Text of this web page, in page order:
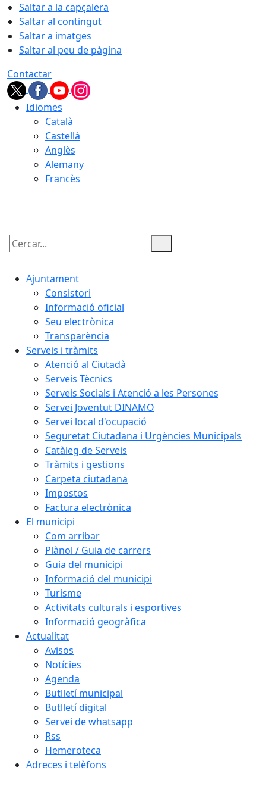
Saltar a la capçalera
Saltar al contingut
Saltar a imatges
Saltar al peu de pàgina
Contactar
Idiomes
Català
Castellà
Anglès
Alemany
Francès
Cercar:
Ajuntament
Consistori
Informació oficial
Seu electrònica
Transparència
Serveis i tràmits
Atenció al Ciutadà
Serveis Tècnics
Serveis Socials i Atenció a les Persones
Servei Joventut DINAMO
Servei local d'ocupació
Seguretat Ciutadana i Urgències Municipals
Catàleg de Serveis
Tràmits i gestions
Carpeta ciutadana
Impostos
Factura electrònica
El municipi
Com arribar
Plànol / Guia de carrers
Guia del municipi
Informació del municipi
Turisme
Activitats culturals i esportives
Informació geogràfica
Actualitat
Avisos
Notícies
Agenda
Butlletí municipal
Butlletí digital
Servei de whatsapp
Rss
Hemeroteca
Adreces i telèfons